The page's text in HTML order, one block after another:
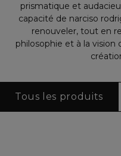
prismatique et
capacité de narciso
renouveler, tout en
philosophie et à la
Tous les produits